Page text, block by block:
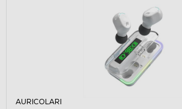
AURICOLARI